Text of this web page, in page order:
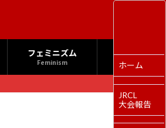
フェミニズム
Feminism ホーム
JRCL
大会報告